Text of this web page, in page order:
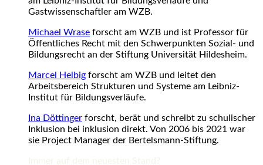
Gastwissenschaftler am WZB.
Michael Wrase forscht am WZB und ist Professor für
Öffentliches Recht mit den Schwerpunkten Sozial- und
Bildungsrecht an der Stiftung Universität Hildesheim.
Marcel Helbig forscht am WZB und leitet den
Arbeitsbereich Strukturen und Systeme am Leibniz-
Institut für Bildungsverläufe.
Ina Döttinger forscht, berät und schreibt zu schulischer
Inklusion bei inklusion direkt. Von 2006 bis 2021 war
sie Project Manager der Bertelsmann-Stiftung.